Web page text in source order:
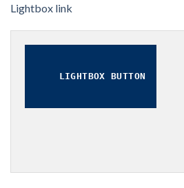
Lightbox link
LIGHTBOX BUTTON